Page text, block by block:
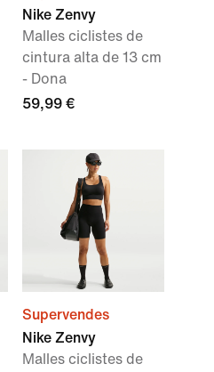
Nike Zenvy
Malles ciclistes de
cintura alta de 13 cm
- Dona
59,99 €
Supervendes
Nike Zenvy
Malles ciclistes de